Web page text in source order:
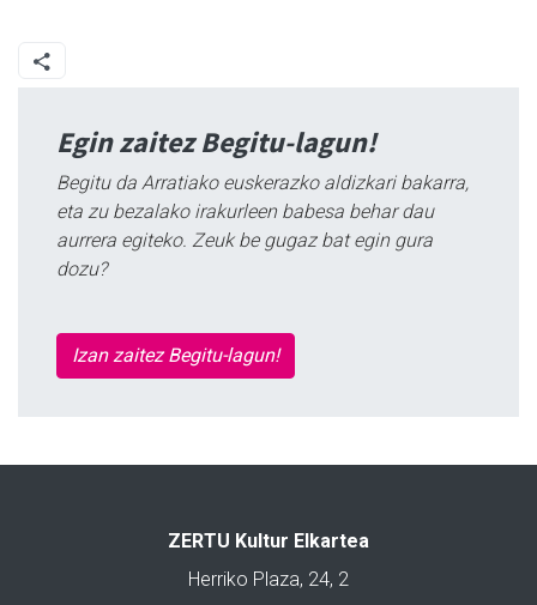
Egin zaitez Begitu-lagun!
Begitu da Arratiako euskerazko aldizkari bakarra,
eta zu bezalako irakurleen babesa behar dau
aurrera egiteko. Zeuk be gugaz bat egin gura
dozu?
Izan zaitez Begitu-lagun!
ZERTU Kultur Elkartea
Herriko Plaza, 24, 2